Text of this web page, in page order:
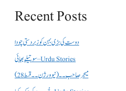
Recent Posts
دوست کی بڑی بہن کو زبردستی چودا
سوتیلے بھائی – Urdu Stories
میجر صاحب۔۔( نیو ورژن ۔۔قسط 28)